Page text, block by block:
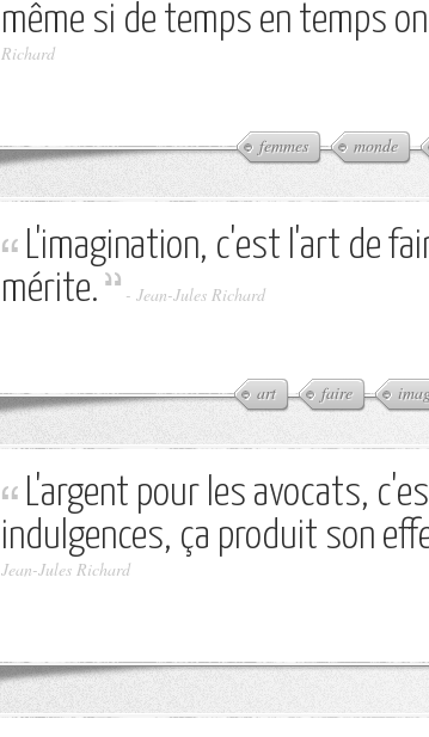
même si de temps en temps
Richard
femmes monde
L'imagination, c'est l'art de
mérite.
- Jean-Jules Richard
art faire
L'argent pour les avocats,
indulgences, ça produit son
Jean-Jules Richard